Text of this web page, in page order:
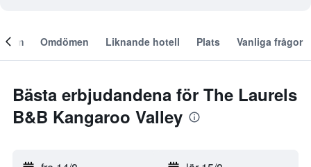
Om Omdömen Liknande hotell Plats Vanliga frågor
Bästa erbjudandena för The Laurels
B&B Kangaroo Valley